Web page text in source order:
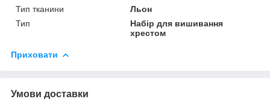
Тип тканини
Льон
Тип
Набір для вишивання
хрестом
Приховати
Умови доставки